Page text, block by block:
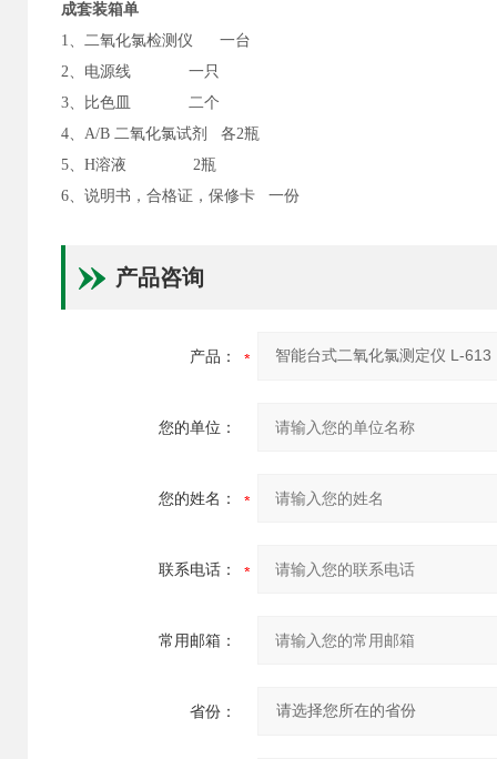
成套装箱单
1、二氧化氯检测仪 一台
2、电源线 一只
3、比色皿 二个
4、A/B 二氧化氯试剂 各2瓶
5、H溶液 2瓶
6、说明书，合格证，保修卡 一份
产品咨询
产品：
您的单位：
您的姓名：
联系电话：
常用邮箱：
省份：